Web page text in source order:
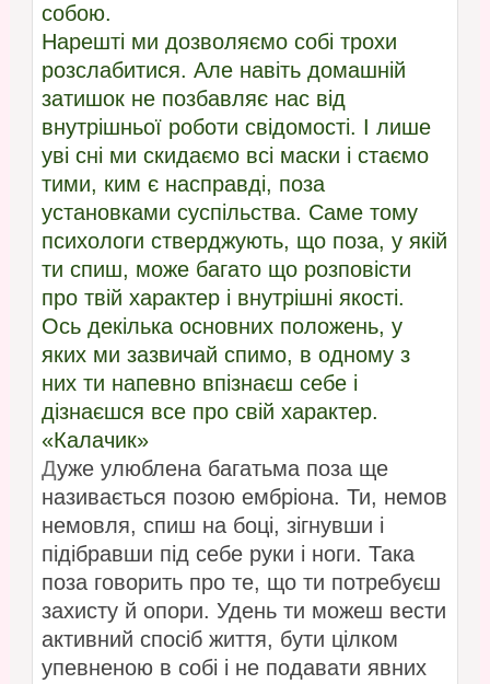
собою.
Нарешті ми дозволяємо собі трохи
розслабитися. Але навіть домашній
затишок не позбавляє нас від
внутрішньої роботи свідомості. І лише
уві сні ми скидаємо всі маски і стаємо
тими, ким є насправді, поза
установками суспільства. Саме тому
психологи стверджують, що поза, у якій
ти спиш, може багато що розповісти
про твій характер і внутрішні якості.
Ось декілька основних положень, у
яких ми зазвичай спимо, в одному з
них ти напевно впізнаєш себе і
дізнаєшся все про свій характер.
«Калачик»
Дуже улюблена багатьма поза ще
називається позою ембріона. Ти, немов
немовля, спиш на боці, зігнувши і
підібравши під себе руки і ноги. Така
поза говорить про те, що ти потребуєш
захисту й опори. Удень ти можеш вести
активний спосіб життя, бути цілком
упевненою в собі і не подавати явних